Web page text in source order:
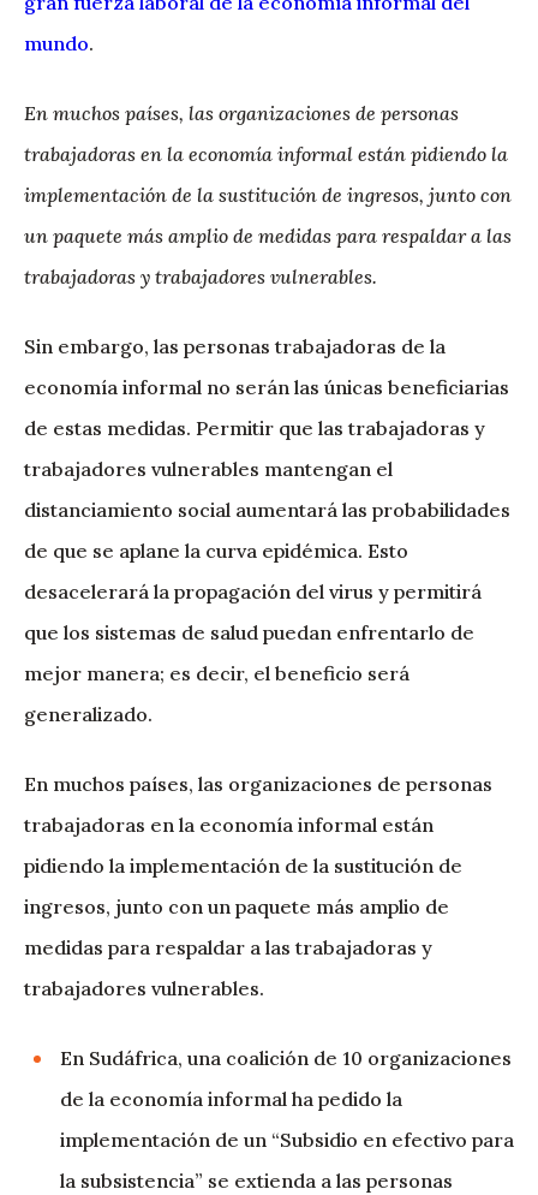
mundo.
En muchos países, las organizaciones de personas
trabajadoras en la economía informal están pidiendo la
implementación de la sustitución de ingresos, junto con
un paquete más amplio de medidas para respaldar a las
trabajadoras y trabajadores vulnerables.
Sin embargo, las personas trabajadoras de la
economía informal no serán las únicas beneficiarias
de estas medidas. Permitir que las trabajadoras y
trabajadores vulnerables mantengan el
distanciamiento social aumentará las probabilidades
de que se aplane la curva epidémica. Esto
desacelerará la propagación del virus y permitirá
que los sistemas de salud puedan enfrentarlo de
mejor manera; es decir, el beneficio será
generalizado.
En muchos países, las organizaciones de personas
trabajadoras en la economía informal están
pidiendo la implementación de la sustitución de
ingresos, junto con un paquete más amplio de
medidas para respaldar a las trabajadoras y
trabajadores vulnerables.
En Sudáfrica, una coalición de 10 organizaciones
de la economía informal ha pedido la
implementación de un “Subsidio en efectivo para
la subsistencia” se extienda a las personas